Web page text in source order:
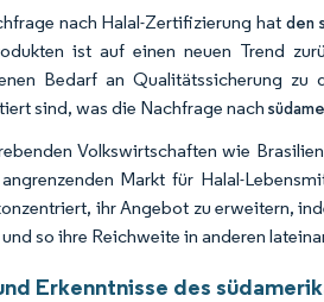
nach Halal-Zertifizierung hatden
ist auf einen neuen Trend
Bedarf an Qualitätssicherung
sind, was die Nachfrage nach
Volkswirtschaften wie
Markt für Halal-
ihr Angebot zu erweitern,
so ihre Reichweite in anderen
Erkenntnisse des